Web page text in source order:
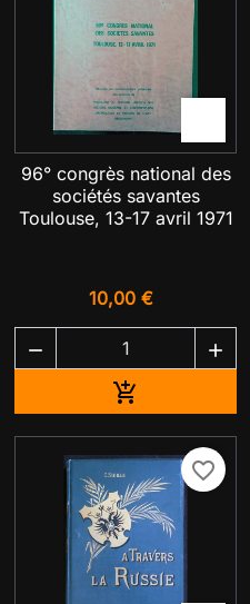
96° congrès national des
sociétés savantes
Toulouse, 13-17 avril 1971
10,00 €
 

favorite_border